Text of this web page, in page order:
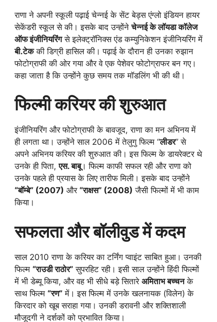
राणा ने अपनी स्कूली पढ़ाई चेन्नई के सेंट बेड्स एंग्लो इंडियन हायर
सेकेंडरी स्कूल से की। इसके बाद उन्होंनेचेन्नई के लॉयडा कॉलेज
ऑफ इंजीनियरिंगसे इलेक्ट्रॉनिक्स एंड कम्युनिकेशन इंजीनियरिंग में
बी.टेककी डिग्री हासिल की। पढ़ाई के दौरान ही उनका रुझान
फोटोग्राफी की ओर गया और वे एक पेशेवर फोटोग्राफर बन गए।
कहा जाता है कि उन्होंने कुछ समय तक मॉडलिंग भी की थी।
फिल्मी करियर की शुरुआत
इंजीनियरिंग और फोटोग्राफी के बावजूद, राणा का मन अभिनय में
ही लगता था। उन्होंने साल 2006 में तेलुगु फिल्म “लीडर” से
अपने अभिनय करियर की शुरुआत की। इस फिल्म के डायरेक्टर थे
उनके ही पिता,एस. बाबू। फिल्म काफी सफल रही और राणा को
उनके पहले ही प्रयास के लिए तारीफ मिली। इसके बाद उन्होंने
“बॉम्बे” (2007) और “राक्षस” (2008) जैसी फिल्मों में भी काम
किया।
सफलता और बॉलीवुड में कदम
साल 2010 राणा के करियर का टर्निंग प्वाइंट साबित हुआ। उनकी
फिल्म “राउडी राठोर” सुपरहिट रही। इसी साल उन्होंने हिंदी फिल्मों
में भी डेब्यू किया, और वह भी सीधे बड़े सितारे अमिताभ बच्चनके
साथ फिल्म “रण” में। इस फिल्म में उनके खलनायक (विलेन) के
किरदार को खूब सराहा गया। उनकी डरावनी और शक्तिशाली
मौजूदगी ने दर्शकों को प्रभावित किया।